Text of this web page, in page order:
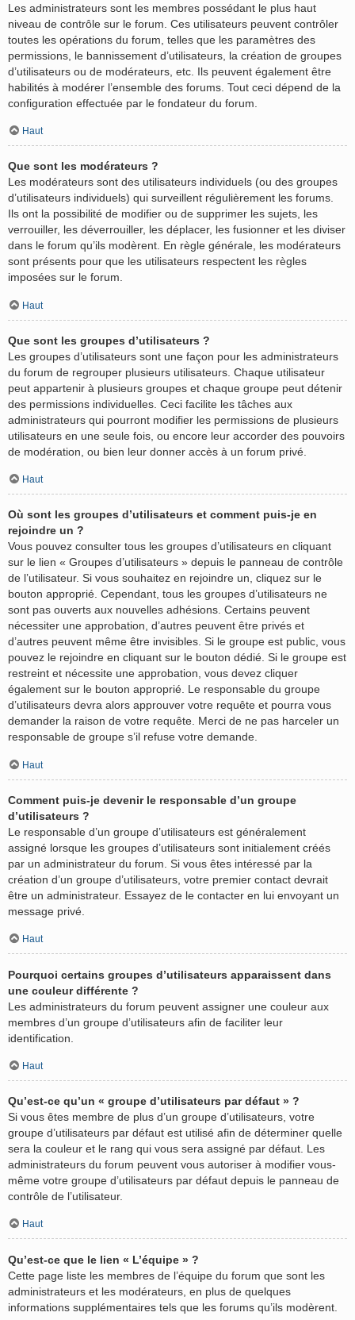
Les administrateurs sont les membres possédant le plus haut
niveau de contrôle sur le forum. Ces utilisateurs peuvent contrôler
toutes les opérations du forum, telles que les paramètres des
permissions, le bannissement d’utilisateurs, la création de groupes
d’utilisateurs ou de modérateurs, etc. Ils peuvent également être
habilités à modérer l’ensemble des forums. Tout ceci dépend de la
configuration effectuée par le fondateur du forum.
Haut
Que sont les modérateurs ?
Les modérateurs sont des utilisateurs individuels (ou des groupes
d’utilisateurs individuels) qui surveillent régulièrement les forums.
Ils ont la possibilité de modifier ou de supprimer les sujets, les
verrouiller, les déverrouiller, les déplacer, les fusionner et les diviser
dans le forum qu’ils modèrent. En règle générale, les modérateurs
sont présents pour que les utilisateurs respectent les règles
imposées sur le forum.
Haut
Que sont les groupes d’utilisateurs ?
Les groupes d’utilisateurs sont une façon pour les administrateurs
du forum de regrouper plusieurs utilisateurs. Chaque utilisateur
peut appartenir à plusieurs groupes et chaque groupe peut détenir
des permissions individuelles. Ceci facilite les tâches aux
administrateurs qui pourront modifier les permissions de plusieurs
utilisateurs en une seule fois, ou encore leur accorder des pouvoirs
de modération, ou bien leur donner accès à un forum privé.
Haut
Où sont les groupes d’utilisateurs et comment puis-je en
rejoindre un ?
Vous pouvez consulter tous les groupes d’utilisateurs en cliquant
sur le lien « Groupes d’utilisateurs » depuis le panneau de contrôle
de l’utilisateur. Si vous souhaitez en rejoindre un, cliquez sur le
bouton approprié. Cependant, tous les groupes d’utilisateurs ne
sont pas ouverts aux nouvelles adhésions. Certains peuvent
nécessiter une approbation, d’autres peuvent être privés et
d’autres peuvent même être invisibles. Si le groupe est public, vous
pouvez le rejoindre en cliquant sur le bouton dédié. Si le groupe est
restreint et nécessite une approbation, vous devez cliquer
également sur le bouton approprié. Le responsable du groupe
d’utilisateurs devra alors approuver votre requête et pourra vous
demander la raison de votre requête. Merci de ne pas harceler un
responsable de groupe s’il refuse votre demande.
Haut
Comment puis-je devenir le responsable d’un groupe
d’utilisateurs ?
Le responsable d’un groupe d’utilisateurs est généralement
assigné lorsque les groupes d’utilisateurs sont initialement créés
par un administrateur du forum. Si vous êtes intéressé par la
création d’un groupe d’utilisateurs, votre premier contact devrait
être un administrateur. Essayez de le contacter en lui envoyant un
message privé.
Haut
Pourquoi certains groupes d’utilisateurs apparaissent dans
une couleur différente ?
Les administrateurs du forum peuvent assigner une couleur aux
membres d’un groupe d’utilisateurs afin de faciliter leur
identification.
Haut
Qu’est-ce qu’un « groupe d’utilisateurs par défaut » ?
Si vous êtes membre de plus d’un groupe d’utilisateurs, votre
groupe d’utilisateurs par défaut est utilisé afin de déterminer quelle
sera la couleur et le rang qui vous sera assigné par défaut. Les
administrateurs du forum peuvent vous autoriser à modifier vous-
même votre groupe d’utilisateurs par défaut depuis le panneau de
contrôle de l’utilisateur.
Haut
Qu’est-ce que le lien « L’équipe » ?
Cette page liste les membres de l’équipe du forum que sont les
administrateurs et les modérateurs, en plus de quelques
informations supplémentaires tels que les forums qu’ils modèrent.